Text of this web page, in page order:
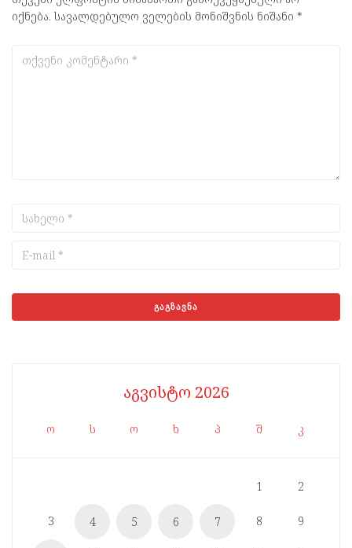
იქნება. სავალდებულო ველების მონიშვნის ნიშანი *
აგვისტო 2026
ო ს ო ხ პ შ კ
1 2
3 4 5 6 7 8 9